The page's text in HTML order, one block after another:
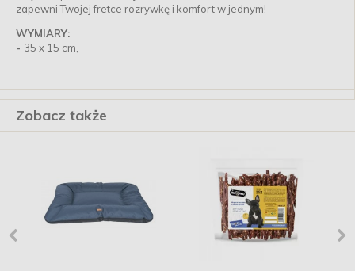
zapewni Twojej fretce rozrywkę i komfort w jednym!
WYMIARY:
- 35 x 15 cm,
Zobacz także